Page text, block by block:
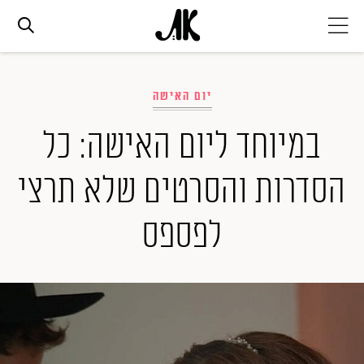
אופנה
ביוטי
סלבס
המגזין
יום האישה
במיוחד ליום האישה: כל
הסדרות והסרטים שלא תרצי
לפספס